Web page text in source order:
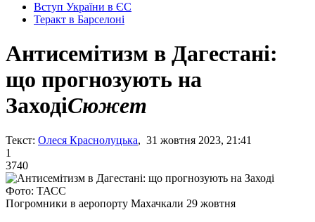
Вступ України в ЄС
Теракт в Барселоні
Антисемітизм в Дагестані:
що прогнозують на
ЗаходіСюжет
Текст: Олеся Краснолуцька, 31 жовтня 2023, 21:41
1
3740
Фото: ТАСС
Погромники в аеропорту Махачкали 29 жовтня